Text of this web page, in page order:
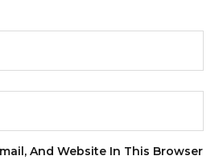
And Website In This Browser